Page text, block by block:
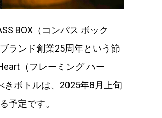
BOX（コンパス ボック
ランド創業25周年という節
（フレーミング ハー
ボトルは、2025年8月上旬
予定です。